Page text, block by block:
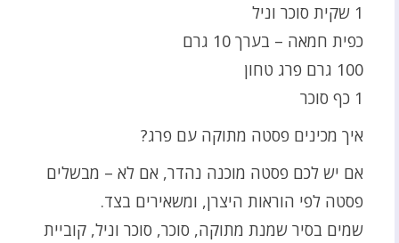
1 שקית סוכר וניל
כפית חמאה – בערך 10 גרם
100 גרם פרג טחון
1 כף סוכר
איך מכינים פסטה מתוקה עם פרג?
אם יש לכם פסטה מוכנה נהדר, אם לא – מבשלים
פסטה לפי הוראות היצרן, ומשאירים בצד.
שמים בסיר שמנת מתוקה, סוכר, סוכר וניל, קוביית